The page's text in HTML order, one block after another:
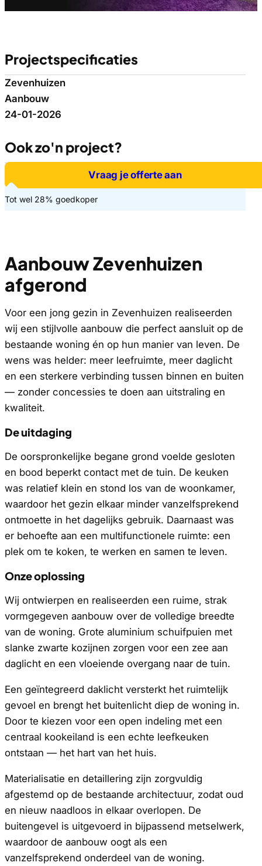
Aanbouw Zevenhuizen
afgerond
Voor een jong gezin in Zevenhuizen realiseerden
wij een stijlvolle aanbouw die perfect aansluit op de
bestaande woning én op hun manier van leven. De
wens was helder: meer leefruimte, meer daglicht
en een sterkere verbinding tussen binnen en buiten
— zonder concessies te doen aan uitstraling en
kwaliteit.
De uitdaging
De oorspronkelijke begane grond voelde gesloten
en bood beperkt contact met de tuin. De keuken
was relatief klein en stond los van de woonkamer,
waardoor het gezin elkaar minder vanzelfsprekend
ontmoette in het dagelijks gebruik. Daarnaast was
er behoefte aan een multifunctionele ruimte: een
plek om te koken, te werken en samen te leven.
Onze oplossing
Wij ontwierpen en realiseerden een ruime, strak
vormgegeven aanbouw over de volledige breedte
van de woning. Grote aluminium schuifpuien met
slanke zwarte kozijnen zorgen voor een zee aan
daglicht en een vloeiende overgang naar de tuin.
Een geïntegreerd daklicht versterkt het ruimtelijk
gevoel en brengt het buitenlicht diep de woning in.
Door te kiezen voor een open indeling met een
centraal kookeiland is een echte leefkeuken
ontstaan — het hart van het huis.
Materialisatie en detaillering zijn zorgvuldig
afgestemd op de bestaande architectuur, zodat oud
en nieuw naadloos in elkaar overlopen. De
buitengevel is uitgevoerd in bijpassend metselwerk,
waardoor de aanbouw oogt als een
vanzelfsprekend onderdeel van de woning.
Projectspecificaties
Zevenhuizen
Aanbouw
24-01-2026
Ook zo'n project?
Vraag je offerte aan
Tot wel 28% goedkoper